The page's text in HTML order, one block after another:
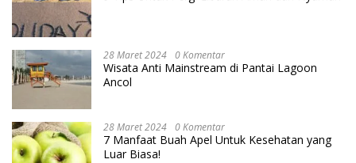
28 Maret 2024 0 Komentar
Wisata Anti Mainstream di Pantai Lagoon
Ancol
28 Maret 2024 0 Komentar
7 Manfaat Buah Apel Untuk Kesehatan yang
Luar Biasa!